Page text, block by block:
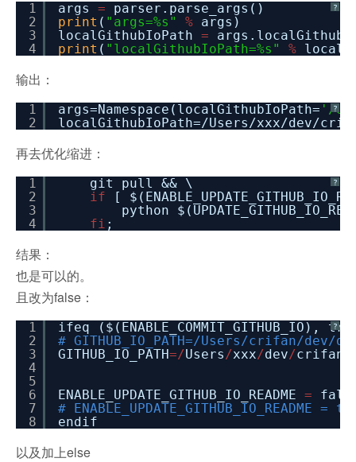
?
1
2
3
4
args =
parser.parse_args()
print ( "args=%s" % args)
localGithubIoPath =
print ( "localGithubIoPath=%s" %
输出：
?
1
2
args=Namespace(localGithubIoPath= '/
localGithubIoPath=/Users/xxx/dev/
再去优化缩进：
?
1
2
3
4
git pull && \
if
[
python
fi ;
结果：
也是可以的。
且改为false：
?
1
2
3
4
5
6
7
8
ifeq ($(ENABLE_COMMIT_GITHUB_IO),
# GITHUB_IO_PATH=/Users/crifan/
GITHUB_IO_PATH=/Users/xxx/dev/crifan
ENABLE_UPDATE_GITHUB_IO_README =
# ENABLE_UPDATE_GITHUB_IO_README =
endif
以及加上else